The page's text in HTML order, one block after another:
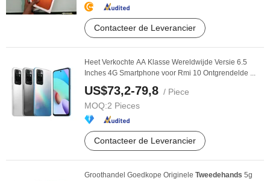
Contacteer de Leverancier
Heet Verkochte AA Klasse Wereldwijde Versie 6.5
Inches 4G Smartphone voor Rmi 10 Ontgrendelde ...
US$73,2-79,8 / Piece
MOQ:2 Pieces
Contacteer de Leverancier
Groothandel Goedkope Originele Tweedehands 5g